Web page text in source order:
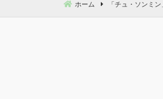
動
ホーム 「 チュ・ソンミン